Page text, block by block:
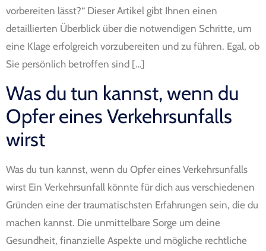
vorbereiten lässt?“ Dieser Artikel gibt Ihnen einen
detaillierten Überblick über die notwendigen Schritte, um
eine Klage erfolgreich vorzubereiten und zu führen. Egal, ob
Sie persönlich betroffen sind […]
Was du tun kannst, wenn du
Opfer eines Verkehrsunfalls
wirst
Was du tun kannst, wenn du Opfer eines Verkehrsunfalls
wirst Ein Verkehrsunfall könnte für dich aus verschiedenen
Gründen eine der traumatischsten Erfahrungen sein, die du
machen kannst. Die unmittelbare Sorge um deine
Gesundheit, finanzielle Aspekte und mögliche rechtliche